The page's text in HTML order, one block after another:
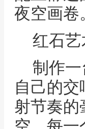
夜空画卷
红石
制作
自己的
射节奏的